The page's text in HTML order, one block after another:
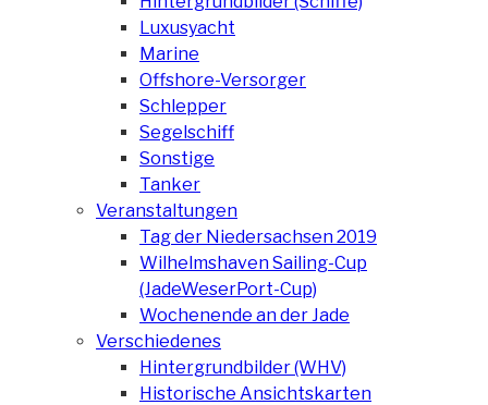
Luxusyacht
Marine
Offshore-Versorger
Schlepper
Segelschiff
Sonstige
Tanker
Veranstaltungen
Tag der Niedersachsen 2019
Wilhelmshaven Sailing-Cup
(JadeWeserPort-Cup)
Wochenende an der Jade
Verschiedenes
Hintergrundbilder (WHV)
Historische Ansichtskarten